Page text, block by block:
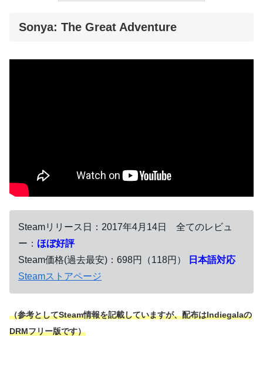
Sonya: The Great Adventure
Steamリリース日：2017年4月14日 全てのレビュ
ー： ほぼ好評
Steam価格(過去最安)：698円（118円）
日本語対応
Steamストアページ
（参考としてSteam情報を記載していますが、配布はIndiegalaの
DRMフリー版です）